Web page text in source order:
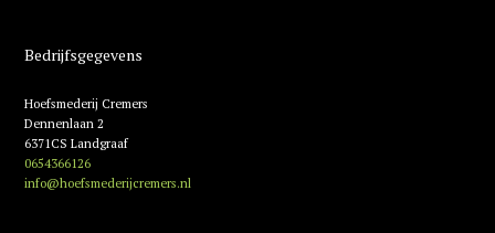
Bedrijfsgegevens
Hoefsmederij Cremers
Dennenlaan 2
6371CS Landgraaf
0654366126
info@hoefsmederijcremers.nl